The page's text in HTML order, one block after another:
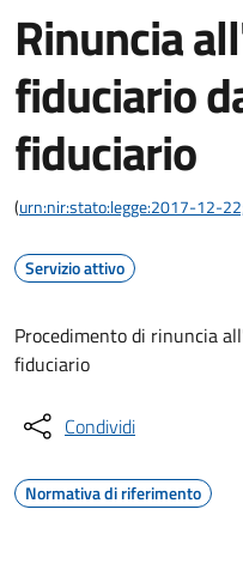
Rinuncia
fiduciario
fiduciario
(urn:nir:stato:legge:2017-12-
Servizio attivo
Procedimento di rinuncia
fiduciario
Condividi
Normativa di riferimento